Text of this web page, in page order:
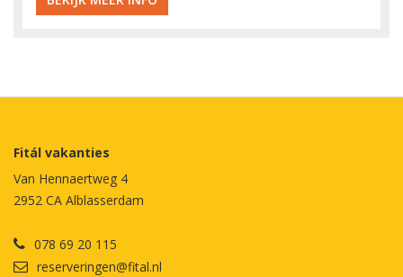
Fitál vakanties
Van Hennaertweg 4
2952 CA Alblasserdam
078 69 20 115
reserveringen@fital.nl